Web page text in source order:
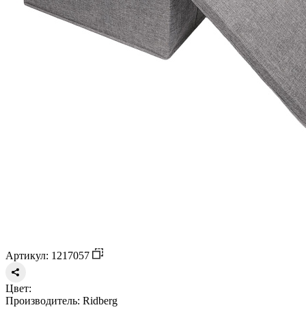
Артикул: 1217057
Цвет:
Производитель: Ridberg